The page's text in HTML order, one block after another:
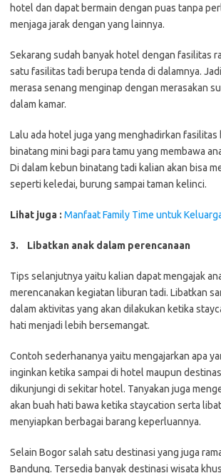
hotel dan dapat bermain dengan puas tanpa
menjaga jarak dengan yang lainnya.
Sekarang sudah banyak hotel dengan fasilitas
satu fasilitas tadi berupa tenda di dalamnya.
merasa senang menginap dengan merasakan
dalam kamar.
Lalu ada hotel juga yang menghadirkan fasilitas
binatang mini bagi para tamu yang membawa
Di dalam kebun binatang tadi kalian akan bisa
seperti keledai, burung sampai taman kelinci.
Lihat juga : Manfaat Family Time untuk
3. Libatkan anak dalam perencanaan
Tips selanjutnya yaitu kalian dapat mengajak
merencanakan kegiatan liburan tadi. Libatkan
dalam aktivitas yang akan dilakukan ketika
hati menjadi lebih bersemangat.
Contoh sederhananya yaitu mengajarkan apa
inginkan ketika sampai di hotel maupun
dikunjungi di sekitar hotel. Tanyakan juga
akan buah hati bawa ketika staycation serta
menyiapkan berbagai barang keperluannya.
Selain Bogor salah satu destinasi yang juga
Bandung. Tersedia banyak destinasi wisata